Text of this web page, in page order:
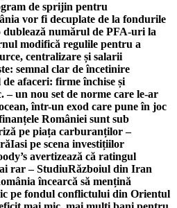
de sprijin pentru
vor fi decuplate de la fondurile
dublează numărul de PFA-uri la
modifică regulile pentru a
centralizare și salarii
semnal clar de încetinire
afaceri: firme închise și
– un nou set de norme care le-ar
într-un exod care pune în joc
României sunt sub
pe piața carburanților –
Iasi pe scena investițiilor
avertizează că ratingul
rar – StudiuRăzboiul din Iran
încearcă să mențină
pe fondul conflictului din Orientul